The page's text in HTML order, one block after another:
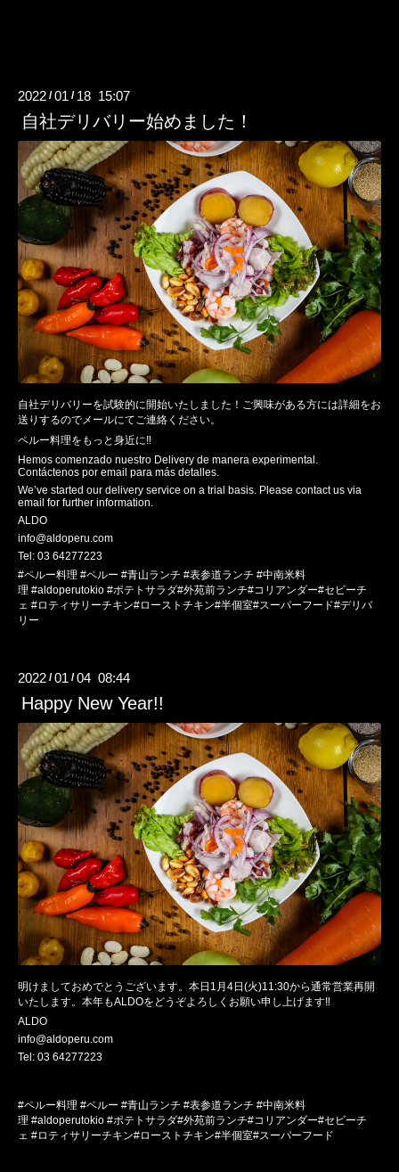
2022 /01 / 18 15:07
自社デリバリー始めました！
自社デリバリーを試験的に開始いたしました！ご興味がある方には詳細をお
送りするのでメールにてご連絡ください。
ペルー料理をもっと身近に‼︎
Hemos comenzado nuestro Delivery de manera experimental.
Contáctenos por email para más detalles.
We’ve started our delivery service on a trial basis. Please contact us via
email for further information.
ALDO
info@aldoperu.com
Tel: 03 64277223
#ペルー料理 #ペルー #青山ランチ #表参道ランチ #中南米料
理 #aldoperutokio #ポテトサラダ#外苑前ランチ#コリアンダー#セビーチ
ェ #ロティサリーチキン#ローストチキン#半個室#スーパーフード#デリバ
リー
2022 /01 /04 08:44
Happy New Year!!
明けましておめでとうございます。本日 1 月4日(火)11:30から通常営業再開
いたします。 本年もALDOをどうぞよろしくお願い申し上げます‼︎
ALDO
info@aldoperu.com
Tel: 03 64277223
#ペルー料理 #ペルー #青山ランチ #表参道ランチ #中南米料
理 #aldoperutokio #ポテトサラダ#外苑前ランチ#コリアンダー#セビーチ
ェ #ロティサリーチキン#ローストチキン#半個室#スーパーフード